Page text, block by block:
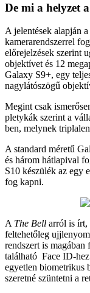
De mi a helyzet
A jelentések alapján
kamerarendszerrel
előrejelzések szerint
objektívet és 12
Galaxy S9+, egy
nagylátószögű
Megint csak
pletykák szerint a
ben, melynek
A standard méretű
és három hátlapival
S10 készülék az egy
fog kapni.
A The Bell arról is írt,
feltehetőleg
rendszert is
található Face ID-
egyetlen biometrikus
szeretné szüntetni a